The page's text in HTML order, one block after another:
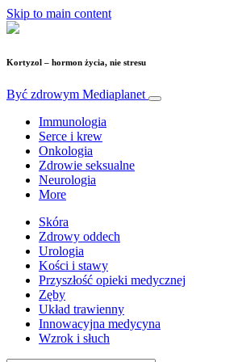
Skip to main content
Kortyzol – hormon życia, nie stresu
Być zdrowym Mediaplanet
Immunologia
Serce i krew
Onkologia
Zdrowie seksualne
Neurologia
More
Skóra
Zdrowy oddech
Urologia
Kości i stawy
Przyszłość opieki medycznej
Zęby
Układ trawienny
Innowacyjna medycyna
Wzrok i słuch